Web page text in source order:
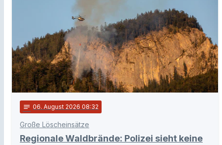
notes 06. August 2026 08:32
Große Löscheinsätze
Regionale Waldbrände: Polizei sieht keine